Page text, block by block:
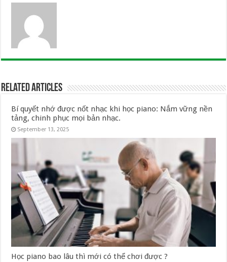
Related Articles
Bí quyết nhớ được nốt nhạc khi học piano: Nắm vững nền
tảng, chinh phục mọi bản nhạc.
September 13, 2025
Học piano bao lâu thì mới có thể chơi được ?